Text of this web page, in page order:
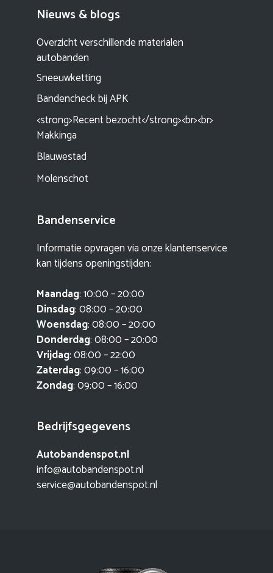
Nieuws & blogs
Overzicht verschillende materialen
autobanden
Sneeuwketting
Bandencheck bij APK
<strong>Recent bezocht</strong><br><br>
Makkinga
Blauwestad
Molenschot
Bandenservice
Informatie opvragen via onze klantenservice
kan tijdens openingstijden:
Maandag: 10:00 – 20:00
Dinsdag: 08:00 – 20:00
Woensdag: 08:00 – 20:00
Donderdag: 08:00 – 20:00
Vrijdag: 08:00 – 22:00
Zaterdag: 09:00 – 16:00
Zondag: 09:00 – 16:00
Bedrijfsgegevens
Autobandenspot.nl
info@autobandenspot.nl
service@autobandenspot.nl